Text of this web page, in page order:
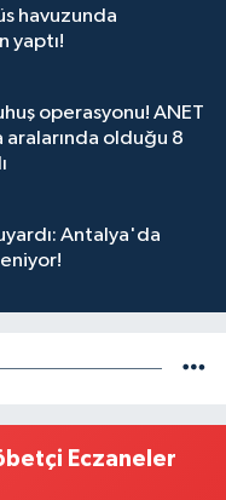
havuzunda
yaptı!
operasyonu! ANET
aralarında olduğu 8
Antalya'da
Eczaneler